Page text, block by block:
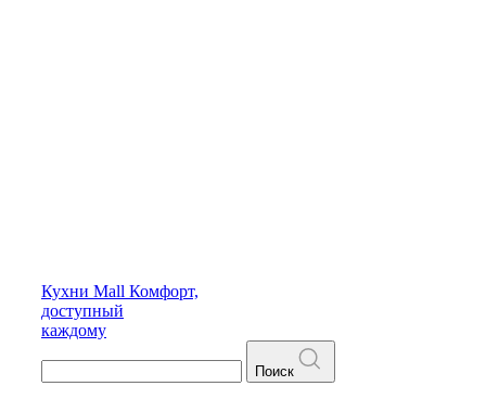
Кухни Mall Комфорт,
доступный
каждому
Поиск